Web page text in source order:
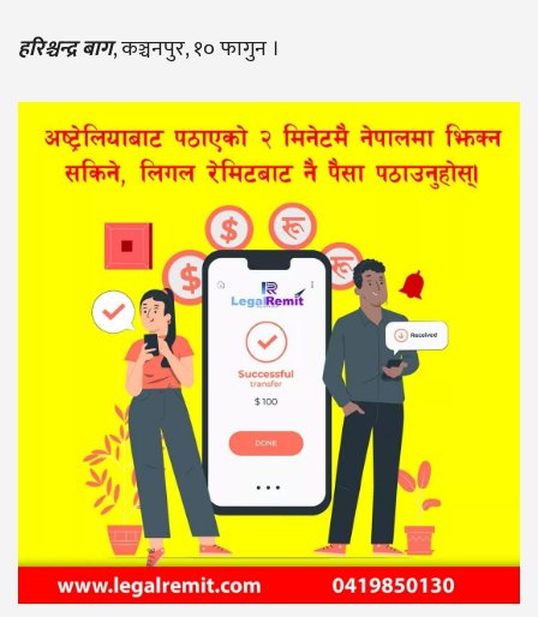
हरिश्चन्द्र बाग, कञ्चनपुर, १० फागुन ।